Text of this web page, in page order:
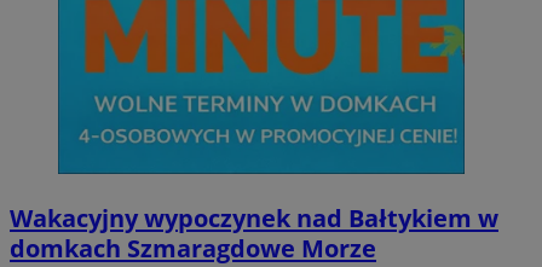
Wakacyjny wypoczynek nad Bałtykiem w
domkach Szmaragdowe Morze